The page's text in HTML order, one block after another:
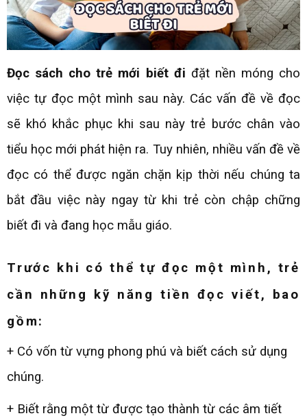
Đọc sách cho trẻ mới biết đi đặt nền móng cho
việc tự đọc một mình sau này. Các vấn đề về đọc
sẽ khó khắc phục khi sau này trẻ bước chân vào
tiểu học mới phát hiện ra. Tuy nhiên, nhiều vấn đề về
đọc có thể được ngăn chặn kịp thời nếu chúng ta
bắt đầu việc này ngay từ khi trẻ còn chập chững
biết đi và đang học mẫu giáo.
Trước khi có thể tự đọc một mình, trẻ
cần những kỹ năng tiền đọc viết, bao
gồm:
+ Có vốn từ vựng phong phú và biết cách sử dụng
chúng.
+ Biết rằng một từ được tạo thành từ các âm tiết